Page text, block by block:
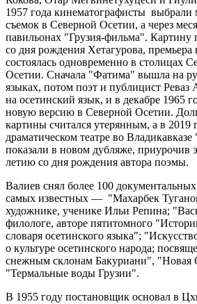
1957 года кинематографисты выбрали
съемок в Северной Осетии, а через
павильонах "Грузия-фильма". Картину
со дня рождения Хетагурова, премьера
состоялась одновременно в столицах
Осетии. Сначала "Фатима" вышла на
языках, потом поэт и публицист Реваз
на осетинский язык, и в декабре 1965
новую версию в Северной Осетии.
картины считался утерянным, а в 2019
драматическом театре во
показали в новом дубляже, приурочив
летию со дня рождения автора поэмы.
Валиев снял более 100
самых известных — "Махарбек
художнике, ученике Ильи Репина;
филологе, авторе пятитомного
словаря осетинского языка";
о культуре осетинского народа;
снежным склонам Бакуриани", "Новая
"Термальные воды Грузии".
В 1955 году постановщик основал в